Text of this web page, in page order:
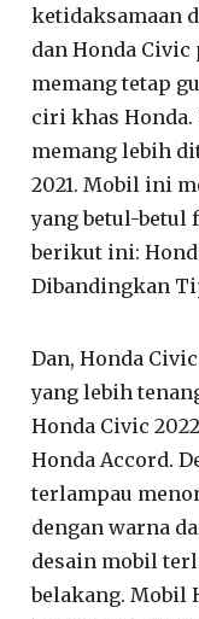
ketidaksamaan
dan Honda Civic
memang tetap
ciri khas
memang lebih
2021. Mobil ini
yang betul-betul
berikut ini:
Dibandingkan
Dan, Honda
yang lebih
Honda Civic
Honda Accord.
terlampau
dengan warna
desain mobil
belakang. Mobil